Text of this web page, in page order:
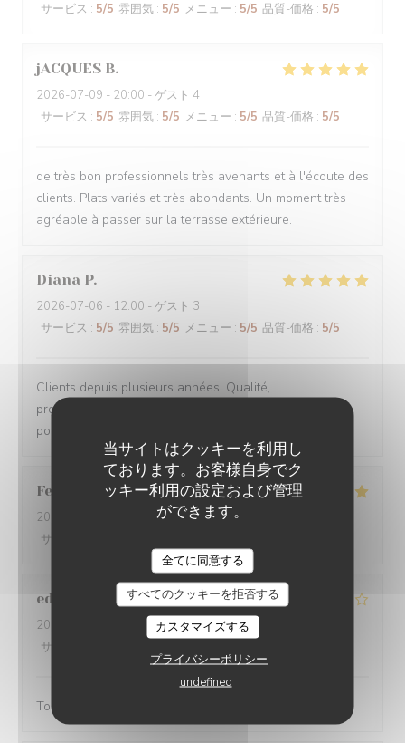
当サイトはクッキーを利用し
ております。お客様自身でク
ッキー利用の設定および管理
ができます。
全てに同意する
すべてのクッキーを拒否する
カスタマイズする
プライバシーポリシー
undefined
サービス : 5/5 雰囲気 : 5/5 メニュー : 5/5 品質-価格 : 5/5
jACQUES B
2026-07-09 - 20:00 - ゲスト 4
サービス : 5/5 雰囲気 : 5/5 メニュー : 5/5 品質-価格 : 5/5
de très bon professionnels très avenants et à l'écoute des
clients. Plats variés et très abondants. Un moment très
agréable à passer sur la terrasse extérieure.
Diana P
2026-07-06 - 12:00 - ゲスト 3
サービス : 5/5 雰囲気 : 5/5 メニュー : 5/5 品質-価格 : 5/5
Clients depuis plusieurs années. Qualité,
professionnalisme, prix compétitifs. Gentillesse. Enfin tt
pour rester clients. N hésitez pas surtout
Federico F
2026-07-05
- 21:30 - ゲスト 2
サービス
edmond
2026-06-19
- 12:00 - ゲスト 2
サービス
Toujours très bien
LE CHALET DE NEUILLY